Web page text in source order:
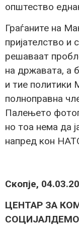
општество
Граѓаните на
пријателство и
решаваат
на државата, а
и тие политики
полноправна
Палењето
но тоа нема да
напред кон
Скопје,
ЦЕНТАР ЗА